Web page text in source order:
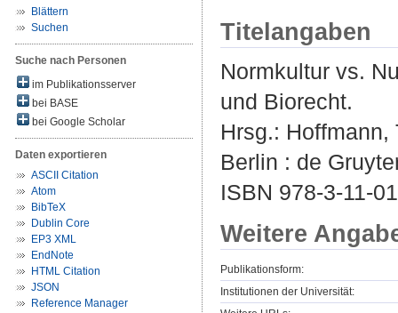
Blättern
Suchen
Suche nach Personen
im Publikationsserver
bei BASE
bei Google Scholar
Daten exportieren
ASCII Citation
Atom
BibTeX
Dublin Core
EP3 XML
EndNote
HTML Citation
JSON
Reference Manager
Titelangaben
Normkultur vs.
und Biorecht.
Hrsg.: Hoffmann,
Berlin : de
ISBN 978-3-11-
Weitere
Publikationsform:
Institutionen der Universität: